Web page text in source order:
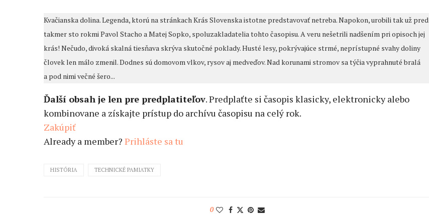
Kvačianska dolina. Legenda, ktorú na stránkach Krás Slovenska istotne predstavovať netreba. Napokon, urobili tak už pred
takmer sto rokmi Pavol Stacho a Matej Sopko, spoluzakladatelia tohto časopisu. A veru nešetrili nadšením pri opisoch jej
krás! Nečudo, divoká skalná tiesňava skrýva skutočné poklady. Husté lesy, pokrývajúce strmé, neprístupné svahy doliny
človek len málo zmenil. Dodnes sú domovom vlkov, rysov aj medveďov. Nad korunami stromov sa týčia vyprahnuté bralá
a pod nimi večné šero...
Ďalší obsah je len pre predplatiteľov. Predplaťte si časopis klasicky, elektronicky alebo
kombinovane a získajte prístup do archívu časopisu na celý rok.
Zakúpiť
Already a member? Prihláste sa tu
HISTÓRIA TECHNICKÉ PAMIATKY
0